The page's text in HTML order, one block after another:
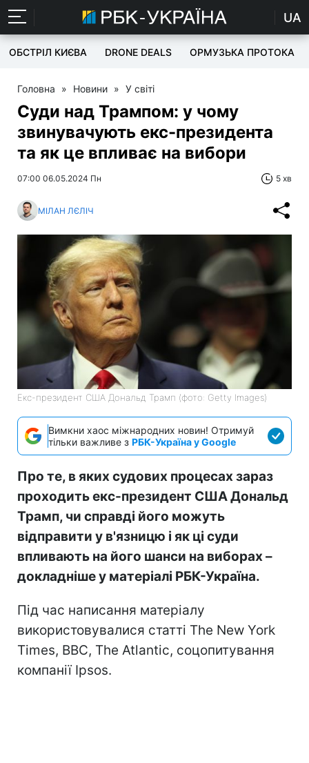
UA
ОБСТРІЛ КИЄВА DRONE DEALS ОРМУЗЬКА ПРОТОКА
Головна » Новини » У світі
Суди над Трампом: у чому
звинувачують екс-президента
та як це впливає на вибори
07:00 06.05.2024 Пн 5 хв
МІЛАН ЛЄЛІЧ
Екс-президент США Дональд Трамп (фото: Getty Images)
Вимкни хаос міжнародних новин! Отримуй
тільки важливе з РБК-Україна у Google
Про те, в яких судових процесах зараз
проходить екс-президент США Дональд
Трамп, чи справді його можуть
відправити у в'язницю і як ці суди
впливають на його шанси на виборах –
докладніше у матеріалі РБК-Україна.
Під час написання матеріалу
використовувалися статті The New York
Times, BBC, The Atlantic, соцопитування
компанії Ipsos.